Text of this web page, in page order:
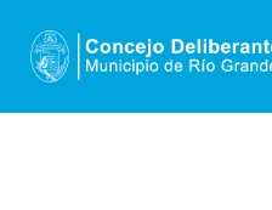
contenido